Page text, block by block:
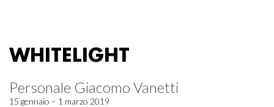
WHITELIGHT
Personale Giacomo Vanetti
15 gennaio – 1 marzo 2019